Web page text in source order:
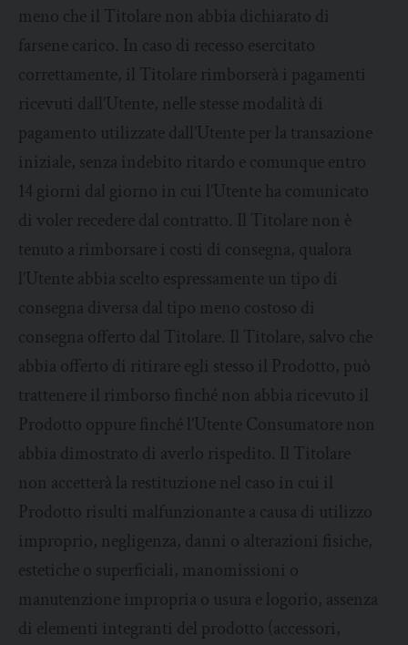
meno che il Titolare non abbia dichiarato di
farsene carico. In caso di recesso esercitato
correttamente, il Titolare rimborserà i pagamenti
ricevuti dall’Utente, nelle stesse modalità di
pagamento utilizzate dall’Utente per la transazione
iniziale, senza indebito ritardo e comunque entro
14 giorni dal giorno in cui l’Utente ha comunicato
di voler recedere dal contratto. Il Titolare non è
tenuto a rimborsare i costi di consegna, qualora
l’Utente abbia scelto espressamente un tipo di
consegna diversa dal tipo meno costoso di
consegna offerto dal Titolare. Il Titolare, salvo che
abbia offerto di ritirare egli stesso il Prodotto, può
trattenere il rimborso finché non abbia ricevuto il
Prodotto oppure finché l’Utente Consumatore non
abbia dimostrato di averlo rispedito. Il Titolare
non accetterà la restituzione nel caso in cui il
Prodotto risulti malfunzionante a causa di utilizzo
improprio, negligenza, danni o alterazioni fisiche,
estetiche o superficiali, manomissioni o
manutenzione impropria o usura e logorio, assenza
di elementi integranti del prodotto (accessori,